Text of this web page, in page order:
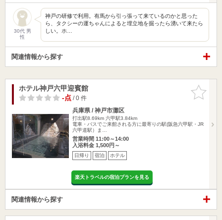
30代 男
性
神戸の研修で利用。有馬から引っ張って来ているのかと思った
ら、タクシーの運ちゃんによると埋立地を掘ったら湧いて来たら
しい。ホ…
関連情報から探す
お気に入
りに追加
ホテル神戸六甲迎賓館
-点/ 0 件
兵庫県 / 神戸市灘区
打出駅8.69km 六甲駅3.84km
電車・バスでご来館される方に最寄りの駅(阪急六甲駅・JR
六甲道駅）ま…
営業時間 11:00～14:00
入浴料金 1,500円～
日帰り 宿泊 ホテル
楽天トラベルの宿泊プランを見る
関連情報から探す